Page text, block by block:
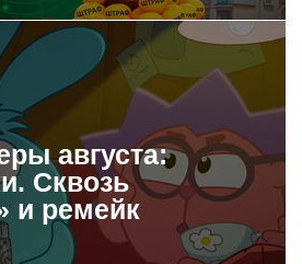
августа:
Сквозь
и ремейк